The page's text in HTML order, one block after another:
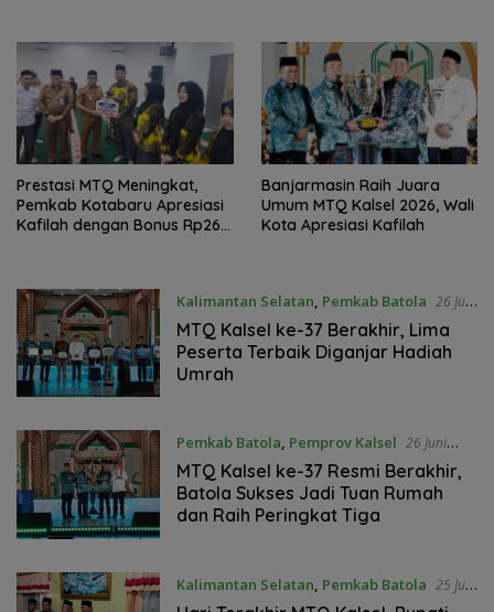
Prestasi MTQ Meningkat,
Pemkab Kotabaru Apresiasi
Kafilah dengan Bonus Rp265
Banjarmasin Raih Juara
Umum MTQ Kalsel 2026, Wali
Kota Apresiasi Kafilah
Kalimantan Selatan, Pemkab Batola 26 Juni
2026
MTQ Kalsel ke-37 Berakhir, Lima
Peserta Terbaik Diganjar Hadiah
Umrah
Pemkab Batola, Pemprov Kalsel 26 Juni
2026
MTQ Kalsel ke-37 Resmi Berakhir,
Batola Sukses Jadi Tuan Rumah
dan Raih Peringkat Tiga
Kalimantan Selatan, Pemkab Batola 25 Juni